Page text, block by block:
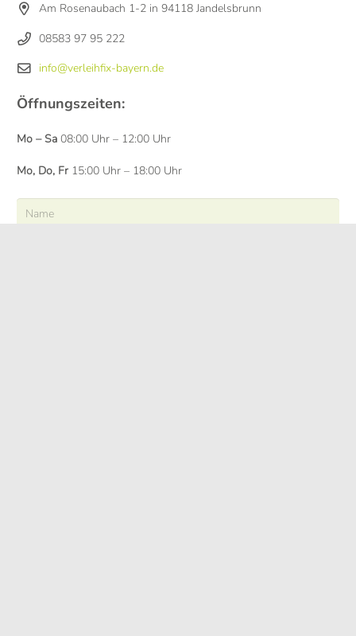
Am Rosenaubach 1-2 in 94118 Jandelsbrunn
08583 97 95 222
info@verleihfix-bayern.de
Öffnungszeiten:
Mo – Sa 08:00 Uhr – 12:00 Uhr
Mo, Do, Fr 15:00 Uhr – 18:00 Uhr